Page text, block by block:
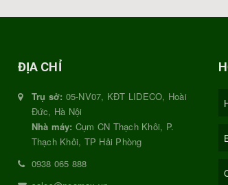
ĐỊA CHỈ
Trụ sở: 05-NV07, KĐT LIDECO, Hoài
Đức, Hà Nội
Nhà máy: Cụm CN Thạch Khôi, P.
Thạch Khôi, TP Hải Phòng
0938 065 888